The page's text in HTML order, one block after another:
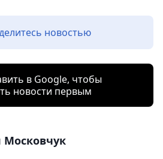
новостью
в Google, чтобы
новости первым
Московчук